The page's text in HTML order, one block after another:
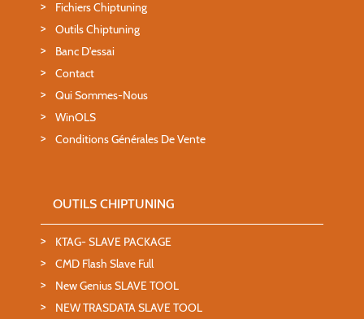
Fichiers Chiptuning
Outils Chiptuning
Banc D'essai
Contact
Qui Sommes-Nous
WinOLS
Conditions Générales De Vente
OUTILS CHIPTUNING
KTAG- SLAVE PACKAGE
CMD Flash Slave Full
New Genius SLAVE TOOL
NEW TRASDATA SLAVE TOOL